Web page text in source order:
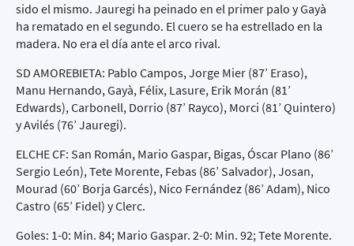
sido el mismo. Jauregi ha peinado en el primer palo y Gayà
ha rematado en el segundo. El cuero se ha estrellado en la
madera. No era el día ante el arco rival.
SD AMOREBIETA: Pablo Campos, Jorge Mier (87’ Eraso),
Manu Hernando, Gayà, Félix, Lasure, Erik Morán (81’
Edwards), Carbonell, Dorrio (87’ Rayco), Morci (81’ Quintero)
y Avilés (76’ Jauregi).
ELCHE CF: San Román, Mario Gaspar, Bigas, Óscar Plano (86’
Sergio León), Tete Morente, Febas (86’ Salvador), Josan,
Mourad (60’ Borja Garcés), Nico Fernández (86’ Adam), Nico
Castro (65’ Fidel) y Clerc.
Goles: 1-0: Min. 84; Mario Gaspar. 2-0: Min. 92; Tete Morente.